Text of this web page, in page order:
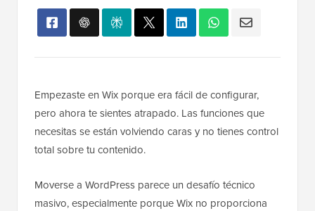
Empezaste en Wix porque era fácil de configurar,
pero ahora te sientes atrapado. Las funciones que
necesitas se están volviendo caras y no tienes control
total sobre tu contenido.
Moverse a WordPress parece un desafío técnico
masivo, especialmente porque Wix no proporciona